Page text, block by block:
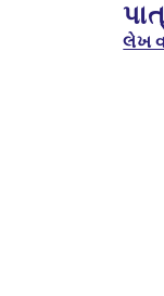
લેખ